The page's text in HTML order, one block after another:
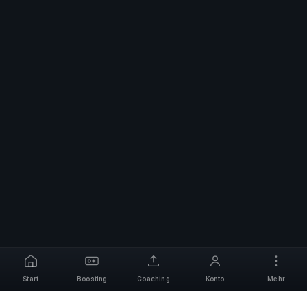
Start Boosting Coaching Konto Mehr